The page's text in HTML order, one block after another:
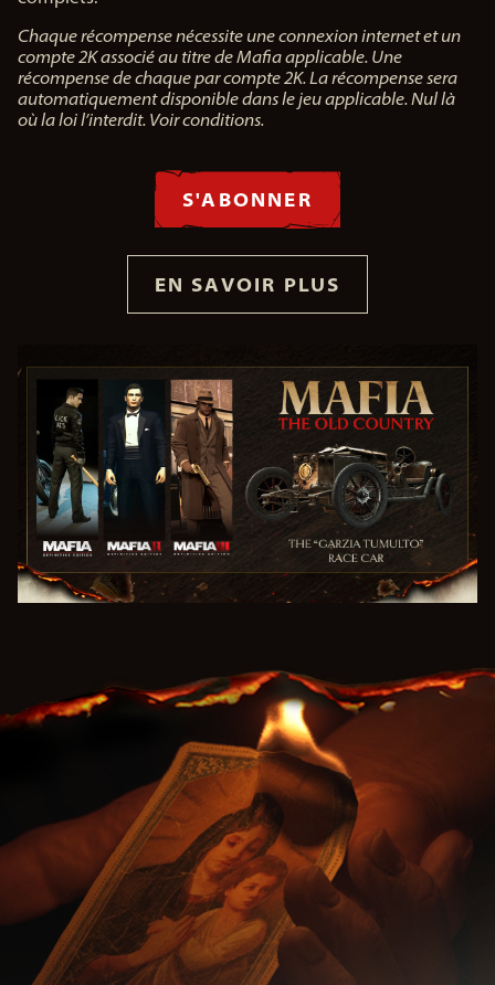
Chaque récompense nécessite une connexion internet et un
compte 2K associé au titre de Mafia applicable. Une
récompense de chaque par compte 2K. La récompense sera
automatiquement disponible dans le jeu applicable. Nul là
où la loi l’interdit. Voir conditions.
S'ABONNER
EN SAVOIR PLUS